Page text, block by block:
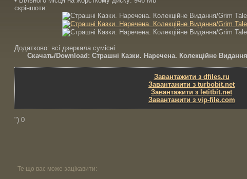
скріншоти:
Додатково: всі дзеркала сумісні.
Скачать/Download: Страшні Казки. Наречена. Колекційне
Завантажити з dfiles.ru
Завантажити з turbobit.net
Завантажити з letitbit.net
Завантажити з vip-file.com
") 0
Те що вас може зацікавити: